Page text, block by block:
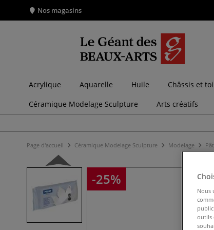
Nos magasins
Acrylique Aquarelle Huile Châssis et
Céramique Modelage Sculpture
Arts créatifs
Page d'accueil Céramique Modelage Sculpture Modelage
-25%
Nous
outils